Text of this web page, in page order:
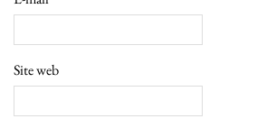
Site web